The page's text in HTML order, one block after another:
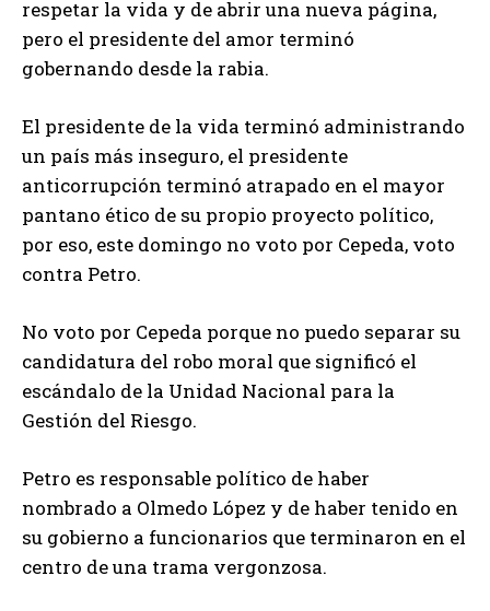
respetar la vida y de abrir una nueva página,
pero el presidente del amor terminó
gobernando desde la rabia.
El presidente de la vida terminó administrando
un país más inseguro, el presidente
anticorrupción terminó atrapado en el mayor
pantano ético de su propio proyecto político,
por eso, este domingo no voto por Cepeda, voto
contra Petro.
No voto por Cepeda porque no puedo separar su
candidatura del robo moral que significó el
escándalo de la Unidad Nacional para la
Gestión del Riesgo.
Petro es responsable político de haber
nombrado a Olmedo López y de haber tenido en
su gobierno a funcionarios que terminaron en el
centro de una trama vergonzosa.